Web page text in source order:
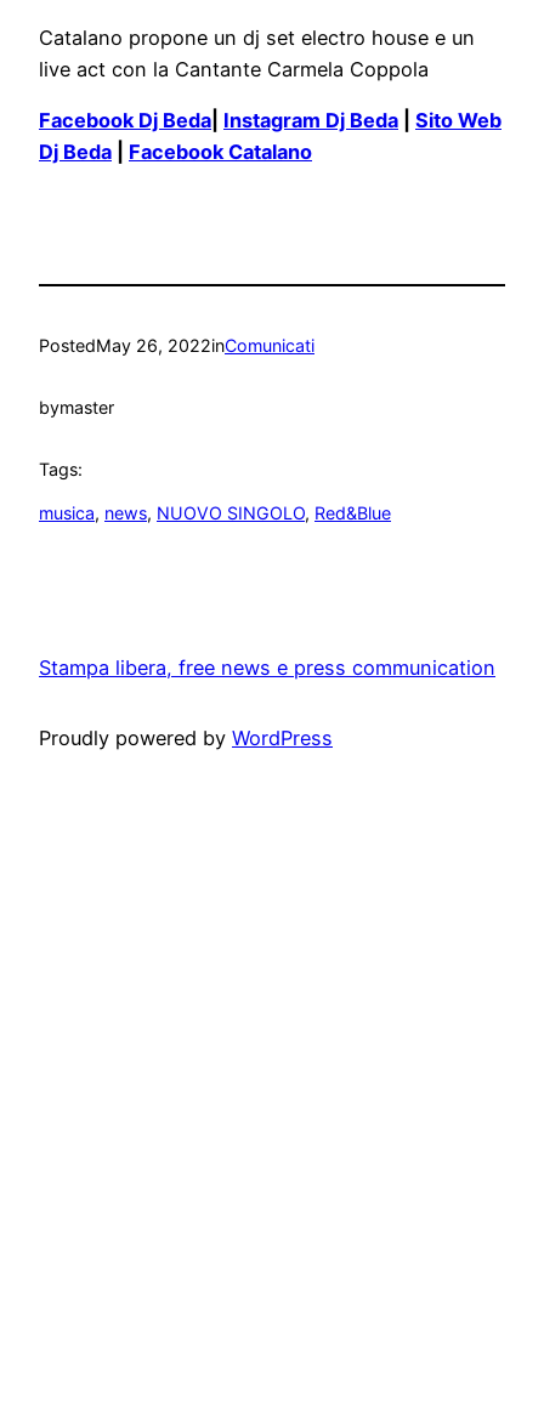
Catalano propone un dj set electro house e un
live act con la Cantante Carmela Coppola
Facebook Dj Beda Instagram Dj Beda
Sito Web
Dj Beda
Facebook Catalano
PostedMay 26, 2022inComunicati
bymaster
Tags:
musica, news, NUOVO SINGOLO, Red&Blue
Stampa libera, free news e press communication
Proudly powered by WordPress